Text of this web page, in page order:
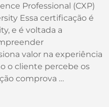
Professional (CXP)
Essa certificação é
e é voltada a
valor na experiência
o cliente percebe os
comprova …